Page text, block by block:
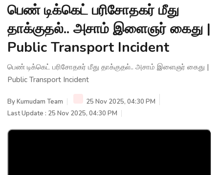
பெண் டிக்கெட் பரிசோதகர் மீது
தாக்குதல்.. அசாம் இளைஞர் கைது |
Public Transport Incident
பெண் டிக்கெட் பரிசோதகர் மீது தாக்குதல்.. அசாம் இளைஞர் கைது |
Public Transport Incident
ByKumudam Team
25 Nov 2025, 04:30 PM
Last Update : 25 Nov 2025, 04:30 PM